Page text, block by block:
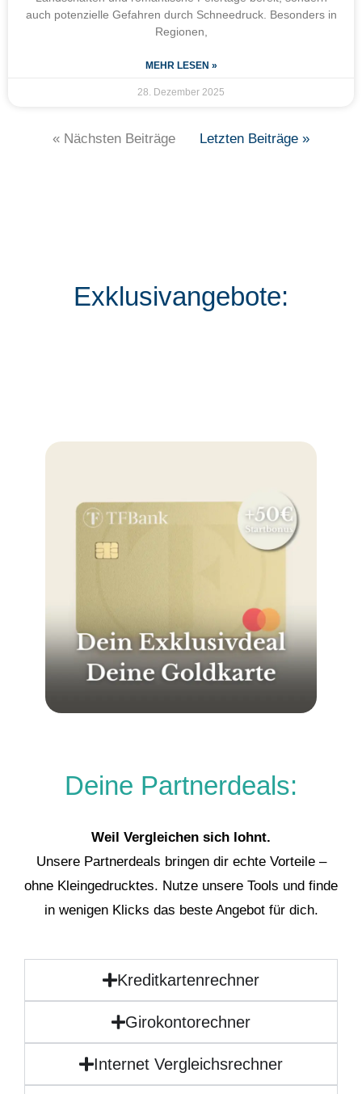
auch potenzielle Gefahren durch Schneedruck. Besonders in
Regionen,
MEHR LESEN »
28. Dezember 2025
« Nächsten Beiträge Letzten Beiträge »
Exklusivangebote:
Deine Partnerdeals:
Weil Vergleichen sich lohnt.
Unsere Partnerdeals bringen dir echte Vorteile –
ohne Kleingedrucktes. Nutze unsere Tools und finde
in wenigen Klicks das beste Angebot für dich.
Kreditkartenrechner
Girokontorechner
Internet Vergleichsrechner